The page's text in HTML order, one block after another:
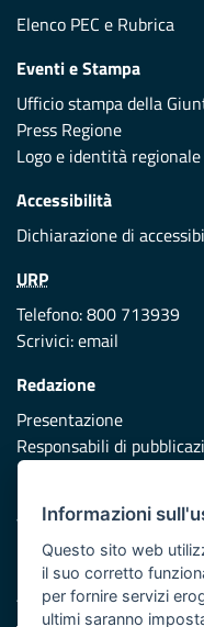
Elenco PEC e Rubrica
Eventi e Stampa
Ufficio stampa della
Press Regione
Logo e identità regionale
Accessibilità
Dichiarazione di
URP
Telefono: 800 713939
Scrivici:email
Redazione
Presentazione
Responsabili di
Vai al sito di Protezione
Iniziativa finanziata
Asse XI
Informazioni
Questo sito web
il suo corretto
per fornire servizi
ultimi saranno